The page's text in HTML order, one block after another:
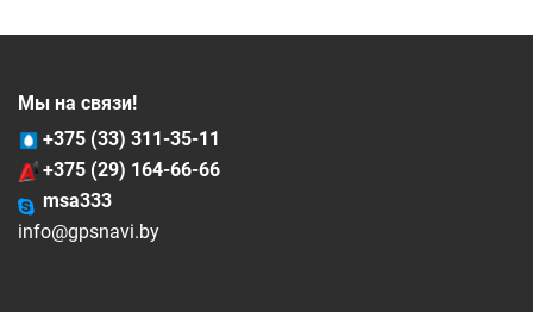
Мы на связи!
+375 (33) 311-35-11
+375 (29) 164-66-66
msa333
info@gpsnavi.by